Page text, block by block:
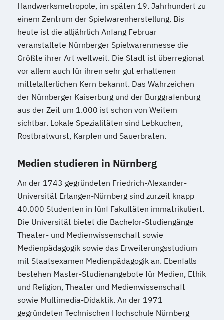
Handwerksmetropole, im späten 19. Jahrhundert zu
einem Zentrum der Spielwarenherstellung. Bis
heute ist die alljährlich Anfang Februar
veranstaltete Nürnberger Spielwarenmesse die
Größte ihrer Art weltweit. Die Stadt ist überregional
vor allem auch für ihren sehr gut erhaltenen
mittelalterlichen Kern bekannt. Das Wahrzeichen
der Nürnberger Kaiserburg und der Burggrafenburg
aus der Zeit um 1.000 ist schon von Weitem
sichtbar. Lokale Spezialitäten sind Lebkuchen,
Rostbratwurst, Karpfen und Sauerbraten.
Medien studieren in Nürnberg
An der 1743 gegründeten Friedrich-Alexander-
Universität Erlangen-Nürnberg sind zurzeit knapp
40.000 Studenten in fünf Fakultäten immatrikuliert.
Die Universität bietet die Bachelor-Studiengänge
Theater- und Medienwissenschaft sowie
Medienpädagogik sowie das Erweiterungsstudium
mit Staatsexamen Medienpädagogik an. Ebenfalls
bestehen Master-Studienangebote für Medien, Ethik
und Religion, Theater und Medienwissenschaft
sowie Multimedia-Didaktik. An der 1971
gegründeten Technischen Hochschule Nürnberg